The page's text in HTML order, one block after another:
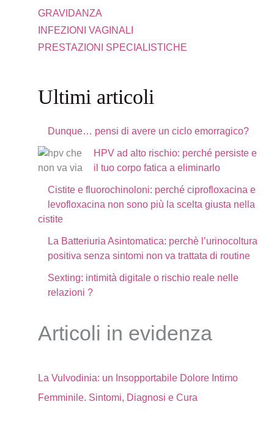
GRAVIDANZA
INFEZIONI VAGINALI
PRESTAZIONI SPECIALISTICHE
Ultimi articoli
Dunque… pensi di avere un ciclo emorragico?
HPV ad alto rischio: perché persiste e
il tuo corpo fatica a eliminarlo
Cistite e fluorochinoloni: perché ciprofloxacina e
levofloxacina non sono più la scelta giusta nella
cistite
La Batteriuria Asintomatica: perchè l’urinocoltura
positiva senza sintomi non va trattata di routine
Sexting: intimità digitale o rischio reale nelle
relazioni ?
Articoli in evidenza
La Vulvodinia: un Insopportabile Dolore Intimo
Femminile. Sintomi, Diagnosi e Cura